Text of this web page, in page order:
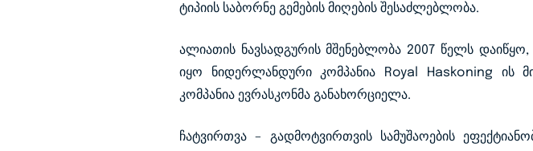
ტიპიის საბორნე გემების მიღების შესაძლებლობა.
ალიათის ნავსადგურის მშენებლობა 2007 წელს
იყო ნიდერლანდური კომპანია Royal Haskoning ის
კომპანია ევრასკონმა განახორციელა.
ჩატვირთვა – გადმოტვირთვის სამუშაოების